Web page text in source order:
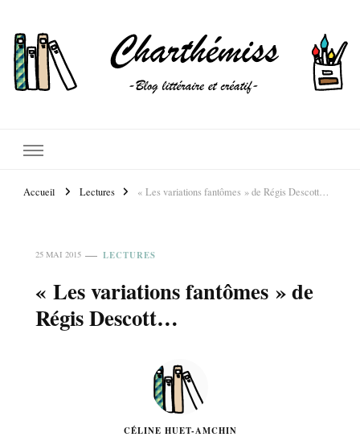
Accueil Lectures « Les variations fantômes » de Régis Descott…
25 MAI 2015 LECTURES
« Les variations fantômes » de
Régis Descott…
CÉLINE HUET-AMCHIN